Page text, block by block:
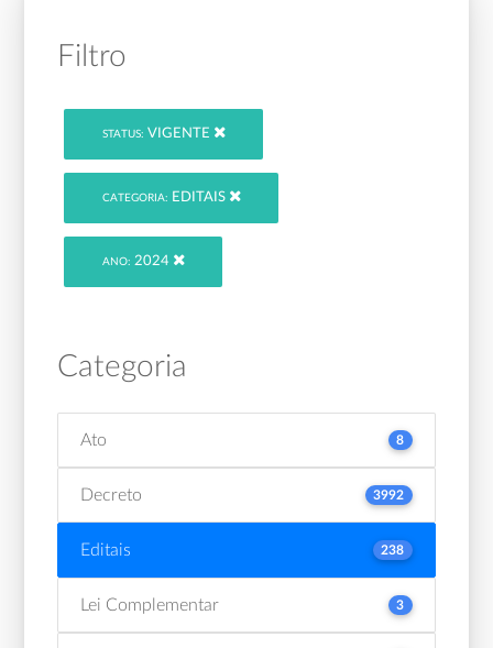
Filtro
STATUS: VIGENTE
CATEGORIA: EDITAIS
ANO: 2024
Categoria
Ato 8
Decreto 3992
Editais 238
Lei Complementar 3